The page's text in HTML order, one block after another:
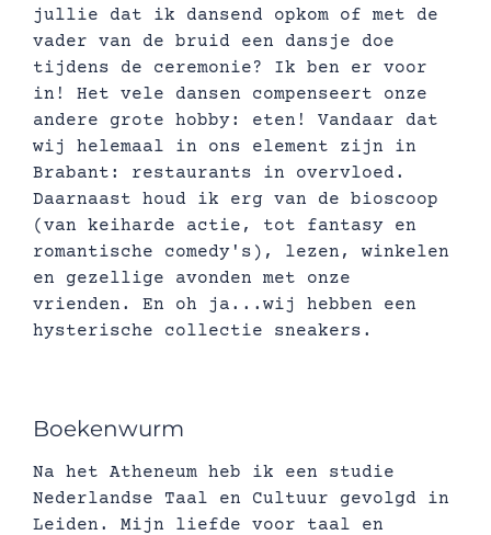
jullie dat ik dansend opkom of met de
vader van de bruid een dansje doe
tijdens de ceremonie? Ik ben er voor
in! Het vele dansen compenseert onze
andere grote hobby: eten! Vandaar dat
wij helemaal in ons element zijn in
Brabant: restaurants in overvloed.
Daarnaast houd ik erg van de bioscoop
(van keiharde actie, tot fantasy en
romantische comedy's), lezen, winkelen
en gezellige avonden met onze
vrienden. En oh ja...wij hebben een
hysterische collectie sneakers.
Boekenwurm
Na het Atheneum heb ik een studie
Nederlandse Taal en Cultuur gevolgd in
Leiden. Mijn liefde voor taal en